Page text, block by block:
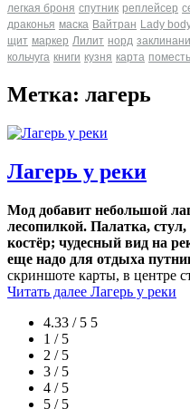
легкая броня спутник реплейсер
драконья маска Вайтран Lady
щит маркер Лилит норд
кольчуга книги кузня карта
Метка: лагерь
Лагерь у реки
Мод добавит небольшой
лесопилкой. Палатка,
костёр; чудесный вид на
еще надо для отдыха
скриншоте карты, в центре
Читать далее Лагерь у реки
4.33 / 5 5
1 / 5
2 / 5
3 / 5
4 / 5
5 / 5